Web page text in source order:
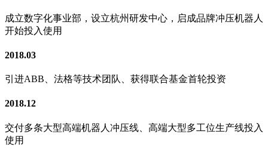
成立数字化事业部，设立杭州研发中心，启成品牌冲压机器人
开始投入使用
2018.03
引进ABB、法格等技术团队、获得联合基金首轮投资
2018.12
交付多条大型高端机器人冲压线、高端大型多工位生产线投入
使用